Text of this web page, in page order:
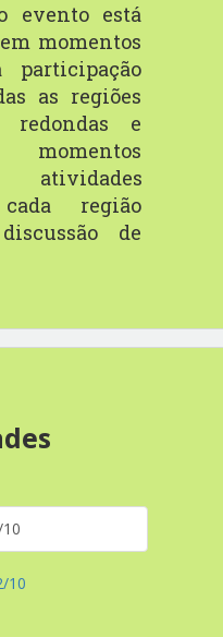
evento está
momentos
participação
as regiões
redondas e
momentos
atividades
cada
região
discussão
de
10